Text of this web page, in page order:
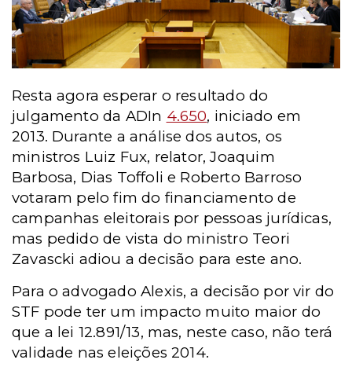
Resta agora esperar o resultado do
julgamento da ADIn 4.650, iniciado em
2013. Durante a análise dos autos, os
ministros Luiz Fux, relator, Joaquim
Barbosa, Dias Toffoli e Roberto Barroso
votaram pelo fim do financiamento de
campanhas eleitorais por pessoas jurídicas,
mas pedido de vista do ministro Teori
Zavascki adiou a decisão para este ano.
Para o advogado Alexis, a decisão por vir do
STF pode ter um impacto muito maior do
que a lei 12.891/13, mas, neste caso, não terá
validade nas eleições 2014.